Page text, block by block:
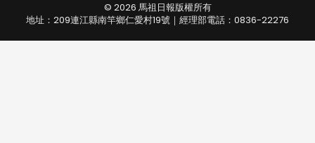
© 2026 馬祖日報版權所有
地址：209連江縣南竿鄉仁愛村19號｜經理部電話：0836-22276